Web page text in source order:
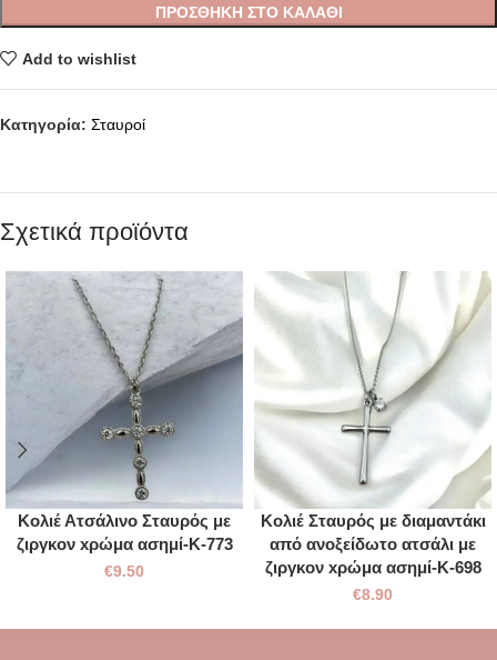
ΠΡΟΣΘΉΚΗ ΣΤΟ ΚΑΛΆΘΙ
Add to wishlist
Κατηγορία: Σταυροί
Σχετικά προϊόντα
Κολιέ Ατσάλινο Σταυρός με
ζιργκον xρώμα ασημί-Κ-773
€9.50
Κολιέ Σταυρός με διαμαντάκι
από ανοξείδωτο ατσάλι με
ζιργκον xρώμα ασημί-Κ-698
€8.90